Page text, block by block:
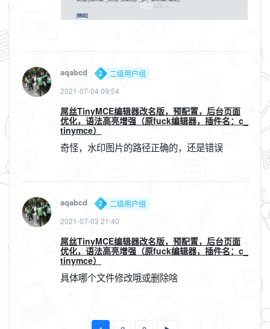
aqabcd
二级用户组
2021-07-04 09:54
屌丝TinyMCE编辑器改名版，预配置，后台页面
优化，语法高亮增强（原fuck编辑器，插件名：c_
tinymce）
奇怪，水印图片的路径正确的，还是错误
aqabcd
二级用户组
2021-07-03 21:40
屌丝TinyMCE编辑器改名版，预配置，后台页面
优化，语法高亮增强（原fuck编辑器，插件名：c_
tinymce）
具体哪个文件修改哦或删除啥